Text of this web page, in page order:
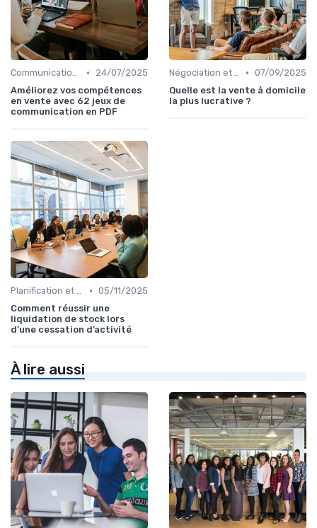
Communication commerciale •
24/07/2025
Améliorez vos compétences
en vente avec 62 jeux de
communication en PDF
Négociation et persuasion • 07/09/2025
Quelle est la vente à domicile
la plus lucrative ?
Planification et stratégie de vente • 05/11/2025
Comment réussir une
liquidation de stock lors
d’une cessation d’activité
À lire aussi